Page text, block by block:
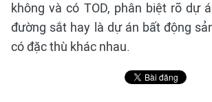
không và có TOD, phân biệt rõ dự
đường sắt hay là dự án bất động
có đặc thù khác nhau.